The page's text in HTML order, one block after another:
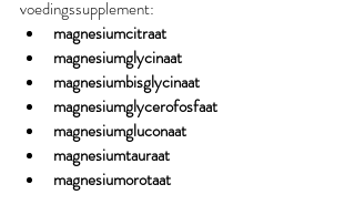
voedingssupplement:
magnesiumcitraat
magnesiumglycinaat
magnesiumbisglycinaat
magnesiumglycerofosfaat
magnesiumgluconaat
magnesiumtauraat
magnesiumorotaat